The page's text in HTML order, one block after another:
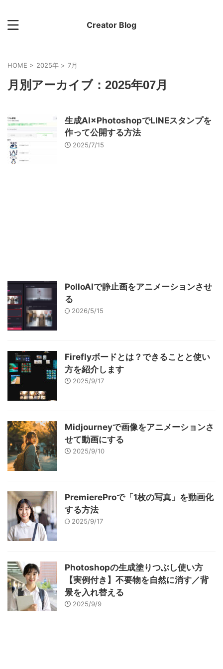
Creator Blog
HOME > 2025年 > 7月
月別アーカイブ：2025年07月
生成AI×PhotoshopでLINEスタンプを
作って公開する方法
2025/7/15
PolloAIで静止画をアニメーションさせ
る
2026/5/15
Fireflyボードとは？できることと使い
方を紹介します
2025/9/17
Midjourneyで画像をアニメーションさ
せて動画にする
2025/9/10
PremiereProで「1枚の写真」を動画化
する方法
2025/9/17
Photoshopの生成塗りつぶし使い方
【実例付き】不要物を自然に消す／背
景を入れ替える
2025/9/9